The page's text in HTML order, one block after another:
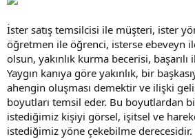
İster satış temsilcisi ile müşteri, ister
öğretmen ile öğrenci, isterse ebeveyn
olsun, yakınlık kurma becerisi,
Yaygın kanıya göre yakınlık, bir
ahengin oluşması demektir ve ilişki
boyutları temsil eder. Bu boyutlardan
istediğimiz kişiyi görsel, işitsel ve
istediğimiz yöne çekebilme derecesidir.